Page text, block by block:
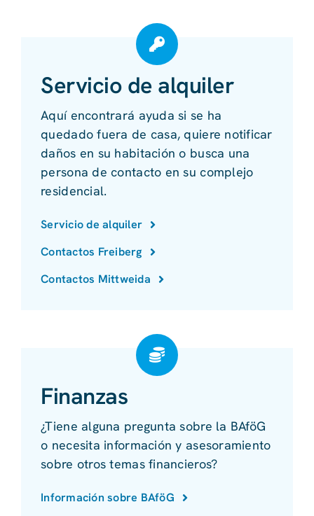
Servicio de alquiler
Aquí encontrará ayuda si se ha
quedado fuera de casa, quiere notificar
daños en su habitación o busca una
persona de contacto en su complejo
residencial.
Servicio de alquiler
Contactos Freiberg
Contactos Mittweida
Finanzas
¿Tiene alguna pregunta sobre la BAföG
o necesita información y asesoramiento
sobre otros temas financieros?
Información sobre BAföG